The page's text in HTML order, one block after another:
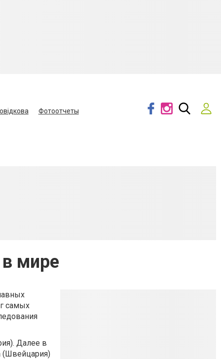
Фотоотчеты
мире
самых
Далее в
(Швейцария)